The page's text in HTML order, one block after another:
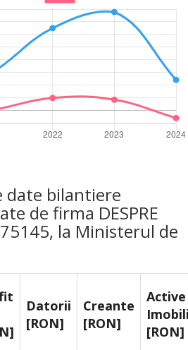
date bilantiere
de firma DESPRE
la Ministerul de
Datorii
[RON]
Creante
[RON]
Active
[RON]